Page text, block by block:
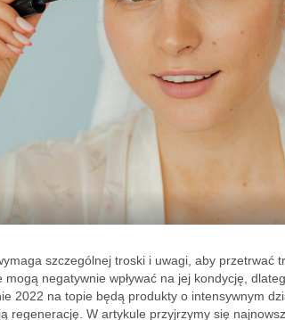
szczególnej troski i uwagi, aby przetrwać
negatywnie wpływać na jej kondycję,
2022 na topie będą produkty o intensywnym
regenerację. W artykule przyjrzymy się